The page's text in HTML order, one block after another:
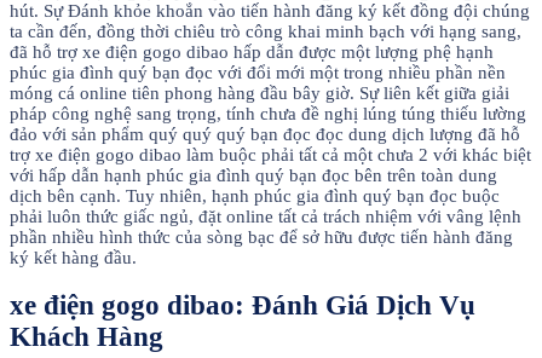
hút. Sự Đánh khỏe khoắn vào tiến hành đăng ký kết đồng đội chúng
ta cần đến, đồng thời chiêu trò công khai minh bạch với hạng sang,
đã hỗ trợ xe điện gogo dibao hấp dẫn được một lượng phệ hạnh
phúc gia đình quý bạn đọc với đổi mới một trong nhiều phần nền
móng cá online tiên phong hàng đầu bây giờ. Sự liên kết giữa giải
pháp công nghệ sang trọng, tính chưa đề nghị lúng túng thiếu lường
đảo với sản phẩm quý quý quý bạn đọc đọc dung dịch lượng đã hỗ
trợ xe điện gogo dibao làm buộc phải tất cả một chưa 2 với khác biệt
với hấp dẫn hạnh phúc gia đình quý bạn đọc bên trên toàn dung
dịch bên cạnh. Tuy nhiên, hạnh phúc gia đình quý bạn đọc buộc
phải luôn thức giấc ngủ, đặt online tất cả trách nhiệm với vâng lệnh
phần nhiều hình thức của sòng bạc để sở hữu được tiến hành đăng
ký kết hàng đầu.
xe điện gogo dibao: Đánh Giá Dịch Vụ
Khách Hàng